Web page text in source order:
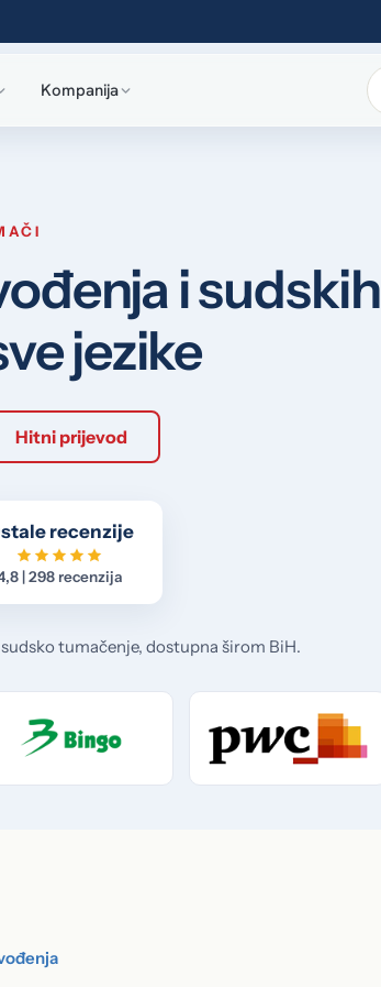
Kompanija
i sudskih
jezike
Hitni prijevod
recenzije
| 298 recenzija
tumačenje, dostupna širom BiH.